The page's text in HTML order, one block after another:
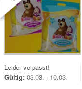
Leider verpasst!
Gültig: 03.03. - 10.03.